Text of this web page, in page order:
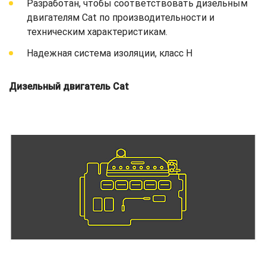
Разработан, чтобы соответствовать дизельным
двигателям Cat по производительности и
техническим характеристикам.
Надежная система изоляции, класс H
Дизельный двигатель Cat